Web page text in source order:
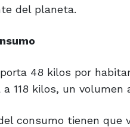
del planeta.
48 kilos por
118 kilos, un
consumo tienen